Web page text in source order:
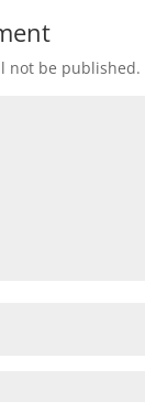
not be published.